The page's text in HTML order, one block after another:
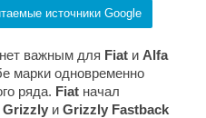
источники Google
важным для Fiat и Alfa
марки одновременно
ряда. Fiat начал
Grizzly и Grizzly Fastback